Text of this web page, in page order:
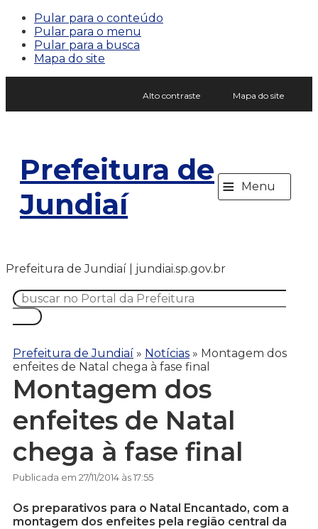
Pular para o conteúdo
Pular para o menu
Pular para a busca
Mapa do site
Alto contraste Mapa do site
Prefeitura de
Jundiaí
≡ Menu
Prefeitura de Jundiaí | jundiai.sp.gov.br
Prefeitura de Jundiaí » Notícias » Montagem dos
enfeites de Natal chega à fase final
Montagem dos
enfeites de Natal
chega à fase final
Publicada em 27/11/2014 às 17:55
Os preparativos para o Natal Encantado, com a
montagem dos enfeites pela região central da